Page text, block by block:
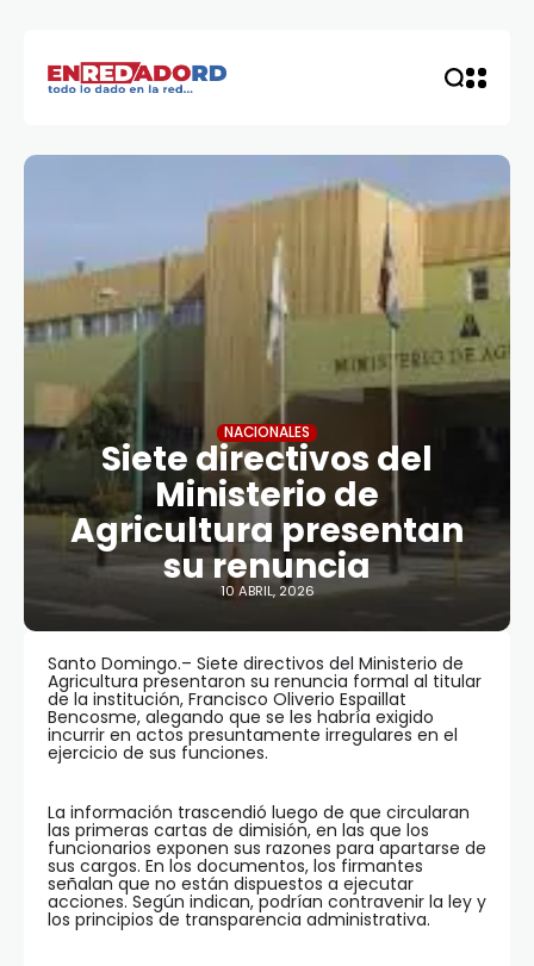
NACIONALES
Siete directivos del
Ministerio de
Agricultura presentan
su renuncia
10 ABRIL, 2026
Santo Domingo.– Siete directivos del Ministerio de
Agricultura presentaron su renuncia formal al titular
de la institución, Francisco Oliverio Espaillat
Bencosme, alegando que se les habría exigido
incurrir en actos presuntamente irregulares en el
ejercicio de sus funciones.
La información trascendió luego de que circularan
las primeras cartas de dimisión, en las que los
funcionarios exponen sus razones para apartarse de
sus cargos. En los documentos, los firmantes
señalan que no están dispuestos a ejecutar
acciones. Según indican, podrían contravenir la ley y
los principios de transparencia administrativa.